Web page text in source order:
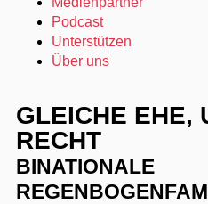
Podcast
Unterstützen
Über uns
GLEICHE EHE,
RECHT
BINATIONALE